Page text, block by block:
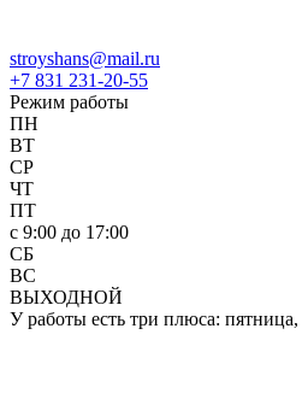
stroyshans@mail.ru
+7 831 231-20-55
Режим работы
ПН
ВТ
СР
ЧТ
ПТ
c 9:00 до 17:00
СБ
ВС
ВЫХОДНОЙ
У работы есть три плюса: пятница,